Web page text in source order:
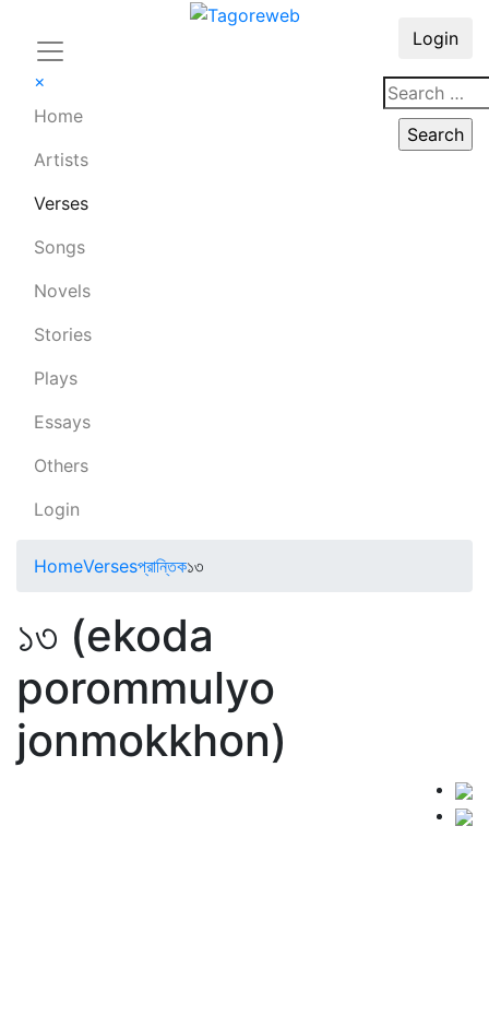
×
Home
Artists
Verses
Songs
Novels
Stories
Plays
Essays
Others
Login
Login
HomeVersesপ্রান্তিক১৩
১৩ (ekoda
porommulyo
jonmokkhon)